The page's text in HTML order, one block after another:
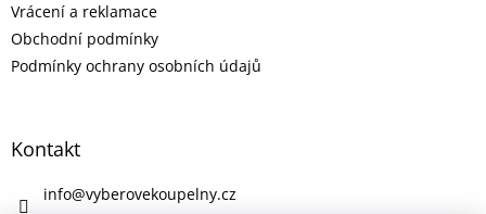
Vrácení a reklamace
Obchodní podmínky
Podmínky ochrany osobních údajů
Kontakt
info@vyberovekoupelny.cz